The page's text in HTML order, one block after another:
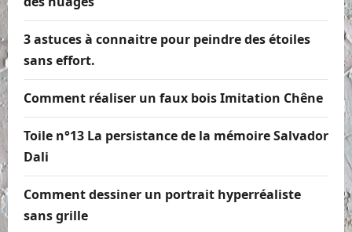
3 astuces à connaitre pour peindre des étoiles
sans effort.
Comment réaliser un faux bois Imitation Chêne
Toile n°13 La persistance de la mémoire Salvador
Dali
Comment dessiner un portrait hyperréaliste
sans grille